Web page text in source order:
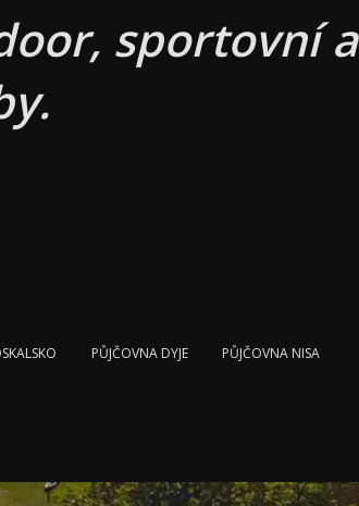
sportovní a
PŮJČOVNA DYJE
PŮJČOVNA NISA